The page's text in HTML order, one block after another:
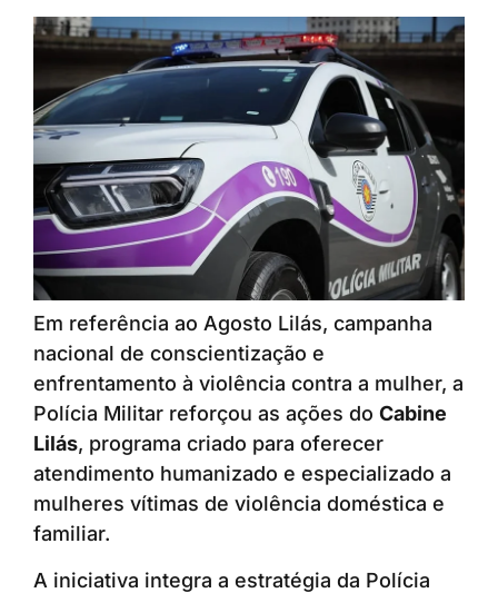
Em referência ao Agosto Lilás, campanha
nacional de conscientização e
enfrentamento à violência contra a mulher, a
Polícia Militar reforçou as ações do Cabine
Lilás, programa criado para oferecer
atendimento humanizado e especializado a
mulheres vítimas de violência doméstica e
familiar.
A iniciativa integra a estratégia da Polícia